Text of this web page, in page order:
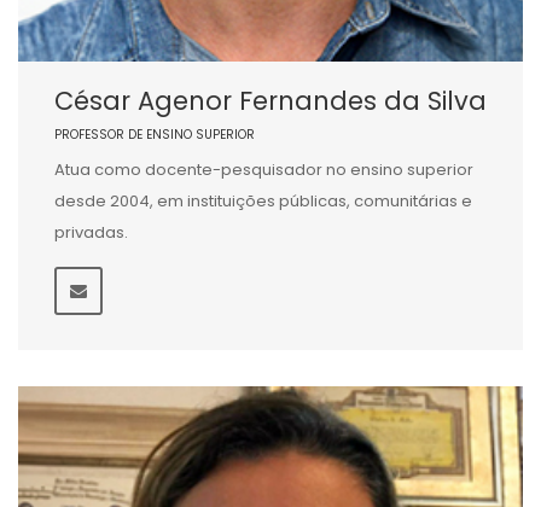
César Agenor Fernandes da Silva
PROFESSOR DE ENSINO SUPERIOR
Atua como docente-pesquisador no ensino superior
desde 2004, em instituições públicas, comunitárias e
privadas.